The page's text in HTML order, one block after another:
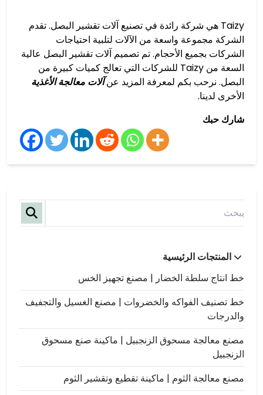
المنتجات الرئيسية
خط انتاج سلطة الخضار | مصنع تجهيز الخس
خط تصنيف الفواكه والخضروات | مصنع الغسيل والتجفيف
والدرجات
مصنع معالجة مسحوق الزنجبيل | ماكينة صنع مسحوق
الزنجبيل
مصنع معالجة الثوم | ماكينة تقطيع وتقشير الثوم
Taizy هي شركة رائدة في تصنيع آلات تقشير البصل. تقدم
الشركة مجموعة واسعة من الآلات لتلبية احتياجات
الشركات بجميع الأحجام. تم تصميم آلات تقشير البصل عالية
السعة من Taizy للشركات التي تعالج كميات كبيرة من
البصل. نرحب بكم لمعرفة المزيد عنآلات معالجة الأغذية
الأخرى لدينا.
شارك حبك